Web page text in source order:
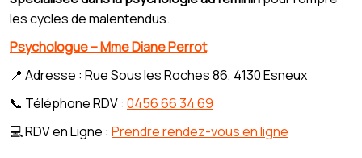
les cycles de malentendus.
Psychologue – Mme Diane Perrot
📍 Adresse : Rue Sous les Roches 86, 4130 Esneux
📞 Téléphone RDV : 0456 66 34 69
💻 RDV en Ligne : Prendre rendez-vous en ligne